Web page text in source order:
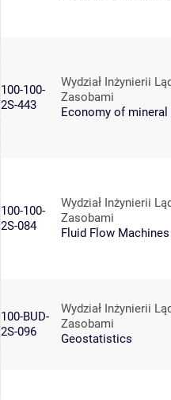
100-100-
2S-443
Wydział Inżynierii
Zasobami
Economy of
100-100-
2S-084
Wydział Inżynierii
Zasobami
Fluid Flow Machines
100-BUD-
2S-096
Wydział Inżynierii
Zasobami
Geostatistics